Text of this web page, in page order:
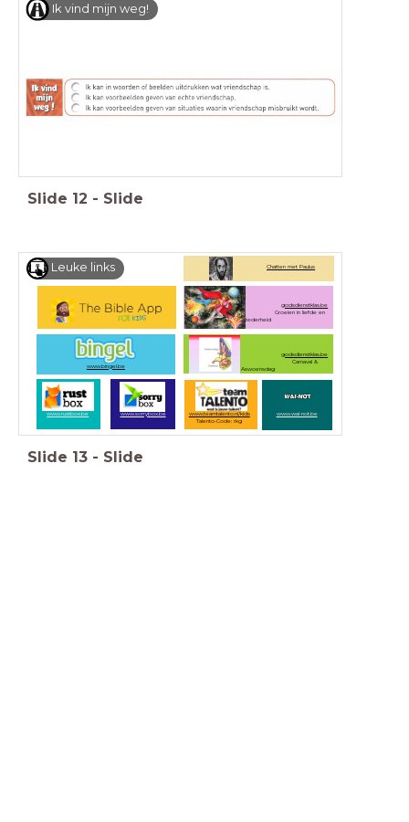
Ik vind mijn weg!
Slide 12 - Slide
godsdienstklas.be
Groeien in liefde en
tederheid
Leuke links
www.teamtalento.nl/kids
Talento-Code: rkg
www.rustbox.be www.sorrybox.be www.wai-not.be
www.bingel.be
godsdienstklas.be
Carnaval &
Aswoensdag
Chatten met Paulus
Slide 13 - Slide